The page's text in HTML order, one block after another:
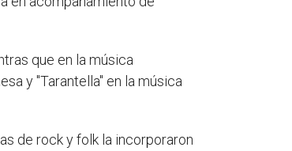
que en la música
y "Tarantella" en la música
de rock y folk la incorporaron